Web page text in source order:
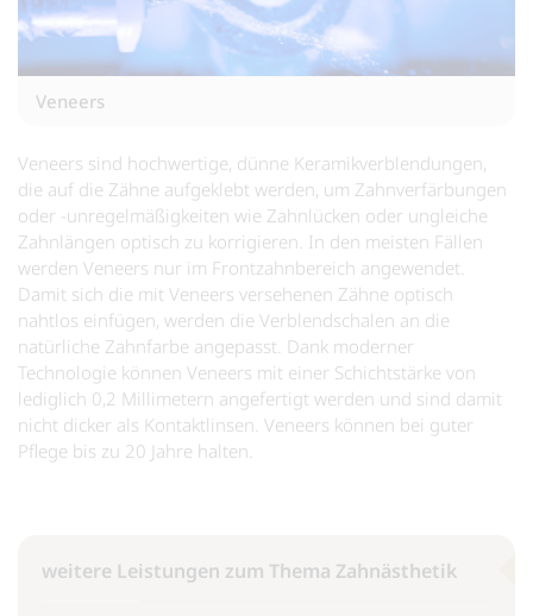
Veneers
Veneers sind hochwertige, dünne Keramikverblendungen,
die auf die Zähne aufgeklebt werden, um Zahnverfärbungen
oder -unregelmäßigkeiten wie Zahnlücken oder ungleiche
Zahnlängen optisch zu korrigieren. In den meisten Fällen
werden Veneers nur im Frontzahnbereich angewendet.
Damit sich die mit Veneers versehenen Zähne optisch
nahtlos einfügen, werden die Verblendschalen an die
natürliche Zahnfarbe angepasst. Dank moderner
Technologie können Veneers mit einer Schichtstärke von
lediglich 0,2 Millimetern angefertigt werden und sind damit
nicht dicker als Kontaktlinsen. Veneers können bei guter
Pflege bis zu 20 Jahre halten.
weitere Leistungen zum Thema Zahnästhetik